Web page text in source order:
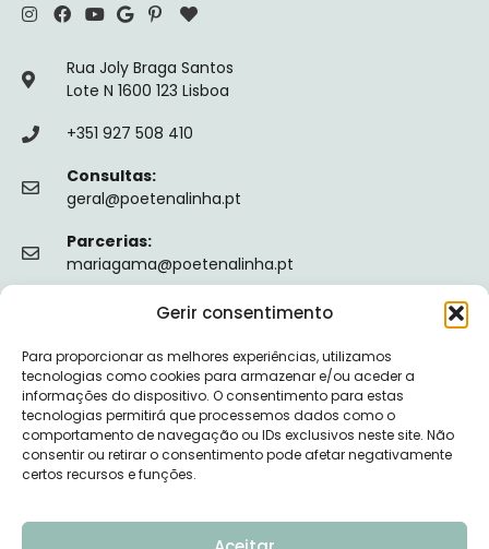
Gerir consentimento
Para proporcionar as melhores experiências, utilizamos
tecnologias como cookies para armazenar e/ou aceder a
informações do dispositivo. O consentimento para estas
tecnologias permitirá que processemos dados como o
comportamento de navegação ou IDs exclusivos neste site. Não
consentir ou retirar o consentimento pode afetar negativamente
certos recursos e funções.
Rua Joly Braga Santos
Lote N 1600 123 Lisboa
+351 927 508 410
Consultas:
geral@poetenalinha.pt
Parcerias:
mariagama@poetenalinha.pt
Política de privacidade
Termos e Condições
Livro de reclamações